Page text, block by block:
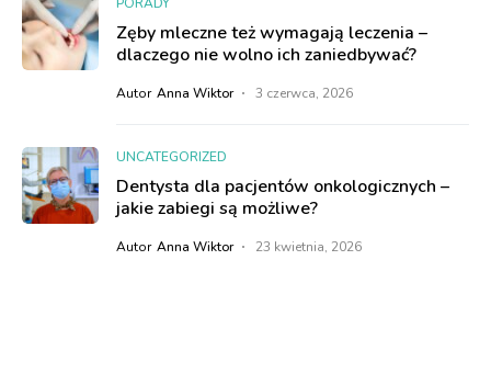
Zęby mleczne też wymagają leczenia –
dlaczego nie wolno ich zaniedbywać?
Autor Anna Wiktor 3 czerwca, 2026
UNCATEGORIZED
Dentysta dla pacjentów onkologicznych –
jakie zabiegi są możliwe?
Autor Anna Wiktor 23 kwietnia, 2026